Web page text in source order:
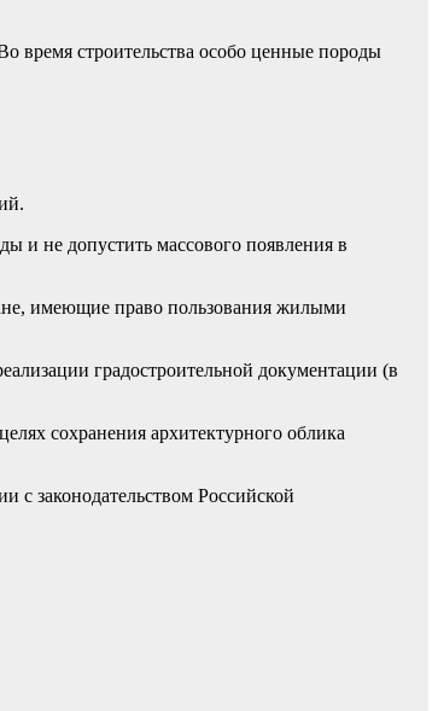
время строительства особо ценные породы
и не допустить массового появления в
имеющие право пользования жилыми
градостроительной документации (в
сохранения архитектурного облика
с законодательством Российской